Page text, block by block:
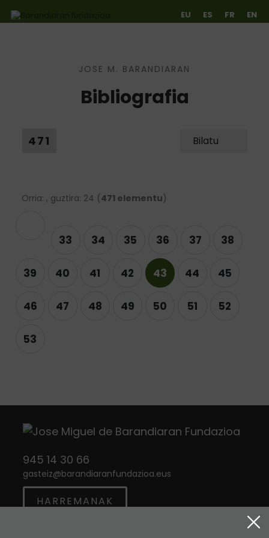
Ir directamente al contenido
EU ES FR EN
JOSE M. BARANDIARAN
Bibliografia
471 Bilatu
Orria: , guztira: 24 (471 elementu)
33
34 35 36 37 38
39 40 41 42 43 44 45
46 47 48 49 50 51 52
53
945 14 30 66
gasteiz@barandiaranfundazioa.eus
HARREMANAK